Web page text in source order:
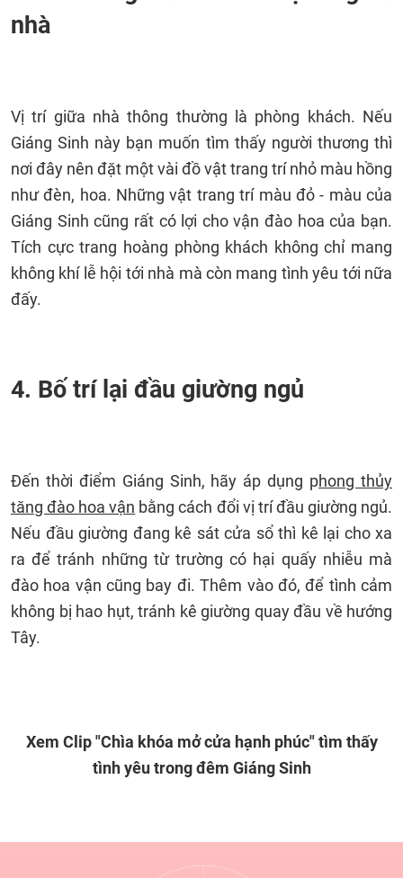
nhà
Vị trí giữa nhà thông thường là phòng khách. Nếu
Giáng Sinh này bạn muốn tìm thấy người thương thì
nơi đây nên đặt một vài đồ vật trang trí nhỏ màu hồng
như đèn, hoa. Những vật trang trí màu đỏ - màu của
Giáng Sinh cũng rất có lợi cho vận đào hoa của bạn.
Tích cực trang hoàng phòng khách không chỉ mang
không khí lễ hội tới nhà mà còn mang tình yêu tới nữa
đấy.
4. Bố trí lại đầu giường ngủ
Đến thời điểm Giáng Sinh, hãy áp dụng phong thủy
tăng đào hoa vận bằng cách đổi vị trí đầu giường ngủ.
Nếu đầu giường đang kê sát cửa sổ thì kê lại cho xa
ra để tránh những từ trường có hại quấy nhiễu mà
đào hoa vận cũng bay đi. Thêm vào đó, để tình cảm
không bị hao hụt, tránh kê giường quay đầu về hướng
Tây.
Xem Clip "Chìa khóa mở cửa hạnh phúc" tìm thấy
tình yêu trong đêm Giáng Sinh